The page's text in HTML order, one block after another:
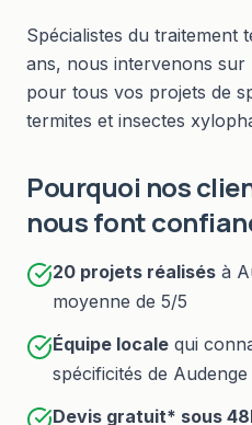
Spécialistes du traitement
ans, nous intervenons sur
pour tous vos projets de
termites et insectes
Pourquoi nos
nous font
20 projets réalisés à
moyenne de 5/5
Équipe locale qui
spécificités de Audenge
Devis gratuit* sous